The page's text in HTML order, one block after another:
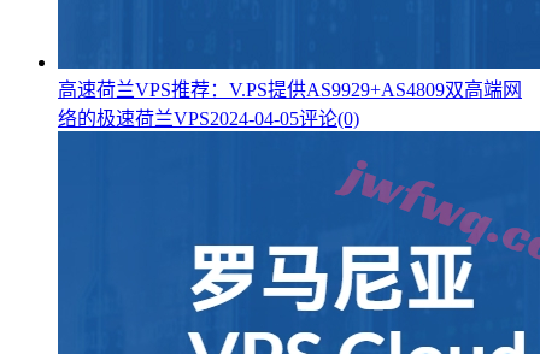
高速荷兰VPS推荐：V.PS提供AS9929+AS4809双高端网
络的极速荷兰VPS2024-04-05评论(0)